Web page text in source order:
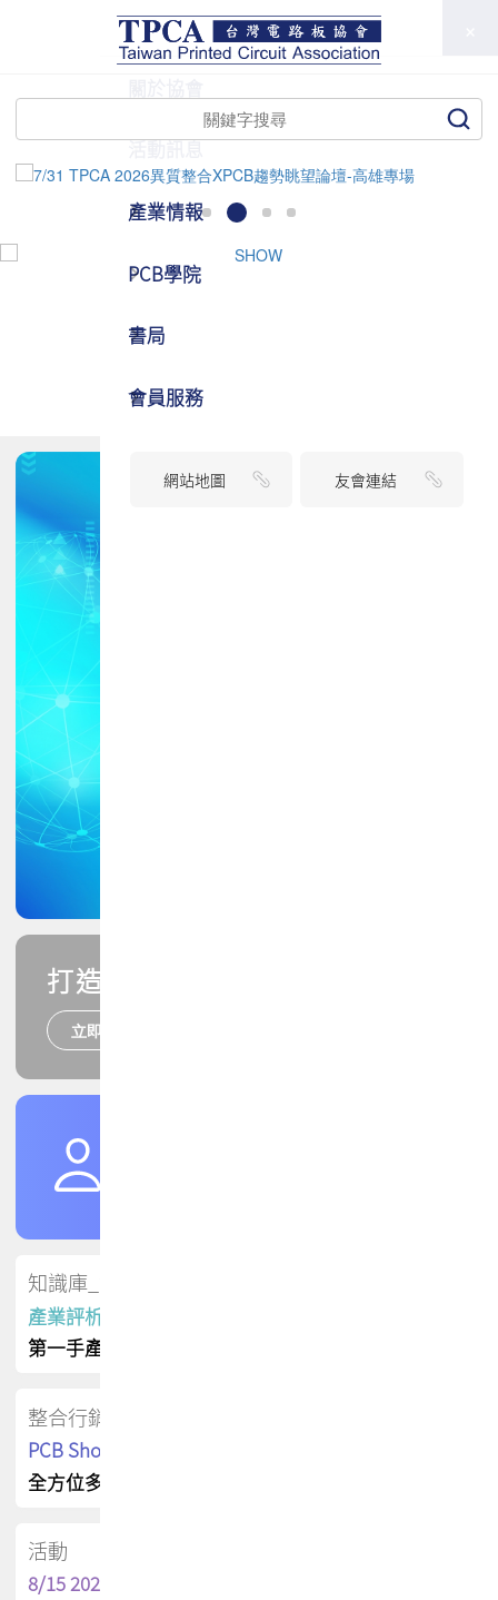
打造您的PCB專業技能
立即報名
知識庫_會員專屬
產業評析報告
第一手產業資訊
整合行銷
PCB Shop 採購指南
全方位多元曝光方案
活動
8/15 2026 TPCA健康盃保齡球聯誼賽
TPCA
活動訊息
產業情報
PCB學院
書局
會員服務
網站地圖 友會連結